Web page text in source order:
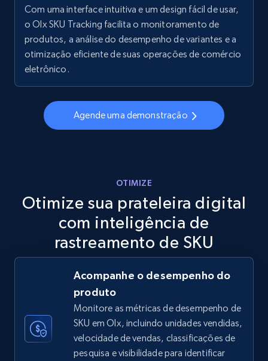
specific keywords
URL, Final price, Sku, Currency, Gtin,
Specifications, Image urls, Top reviews, and
more.
5.6K+ 875+ Comece agora
URL, Final price, Sku, Currency, Gtin,
more.
Comece agora
TikTok Shop
URL, Title, Available, Description, Currency, Initial
price, Final price, Discount percent, and more.
Com uma interface intuitiva e um design fácil de usar,
o Olx SKU Tracking facilita o monitoramento de
produtos, a análise do desempenho de variantes e a
otimização eficiente de suas operações de comércio
eletrônico.
Agende uma demonstração
OTIMIZE
Otimize sua prateleira digital
com inteligência de
rastreamento de SKU
Acompanhe o desempenho do
produto
Monitore as métricas de desempenho de
SKU em Olx, incluindo unidades vendidas,
velocidade de vendas, classificações de
pesquisa e visibilidade para identificar